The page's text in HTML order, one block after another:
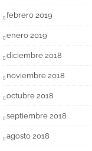
febrero 2019
enero 2019
diciembre 2018
noviembre 2018
octubre 2018
septiembre 2018
agosto 2018